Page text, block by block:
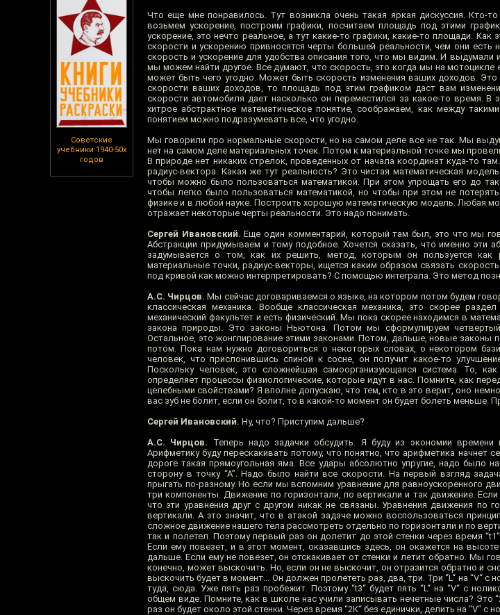
Советские
учебники 1940-50х
годов
Что еще мне понравилось. Тут возникла очень такая яркая дискуссия. Кто-
возьмем ускорение, построим графики, посчитаем площадь под этими
ускорение, это нечто реальное, а тут какие-то графики, какие-то площади. Как
скорости и ускорению привносятся черты большей реальности, чем они
скорость и ускорение для удобства описания того, что мы видим. И выдумали
мы можем найти другое. Все думают, что скорость, это когда мы на мотоцикле
может быть чего угодно. Может быть скорость изменения ваших доходов.
скорости ваших доходов, то площадь под этим графиком даст вам
скорости автомобиля дает насколько он переместился за какое-то время.
хитрое абстрактное математическое понятие, соображаем, как между
понятием можно подразумевать все, что угодно.
Мы говорили про нормальные скорости, но на самом деле все не так. Мы
нет на самом деле материальных точек. Потом к материальной точке мы
В природе нет никаких стрелок, проведенных от начала координат куда-то
радиус-вектора. Какая же тут реальность? Это чистая математическая
чтобы можно было пользоваться математикой. При этом упрощать его до
чтобы легко было пользоваться математикой, но чтобы при этом не
физике и в любой науке. Построить хорошую математическую модель. Любая
отражает некоторые черты реальности. Это надо понимать.
Сергей Ивановский. Еще один комментарий, который там был, это что мы
Абстракции придумываем и тому подобное. Хочется сказать, что именно эти
задумывается о том, как их решить, метод, которым он пользуется
материальные точки, радиус-векторы, ищется каким образом связать
под кривой как можно интерпретировать? С помощью интеграла. Это метод
А.С. Чирцов. Мы сейчас договариваемся о языке, на котором потом будем
классическая механика. Вообще классическая механика, это скорее
механический факультет и есть физический. Мы пока скорее находимся в
закона природы. Это законы Ньютона. Потом мы сформулируем
Остальное, это жонглирование этими законами. Потом, дальше, новые законы
потом. Пока нам нужно договориться о некоторых словах, о некотором
человек, что прислонившись спиной к сосне, он получит какое-то
Поскольку человек, это сложнейшая самоорганизующаяся система. То,
определяет процессы физиологические, которые идут в нас. Помните, как
целебными свойствами? Я вполне допускаю, что тем, кто в это верит, оно
вас зуб не болит, если он болит, то в какой-то момент он будет болеть меньше.
Сергей Ивановский. Ну, что? Приступим дальше?
А.С. Чирцов. Теперь надо задачки обсудить. Я буду из экономии
Арифметику буду перескакивать потому, что понятно, что арифметика начнет
дороге такая прямоугольная яма. Все удары абсолютно упругие, надо было
сторону в точку “А”. Надо было найти все скорости. На первый взгляд
прыгать по-разному. Но если мы вспомним уравнение для равноускоренного
три компоненты. Движение по горизонтали, по вертикали и так движение.
что эти уравнения друг с другом никак не связаны. Уравнения движения по
вертикали. А это значит, что в атакой задаче можно воспользоваться
сложное движение нашего тела рассмотреть отдельно по горизонтали и по
так и полетел. Поэтому первый раз он долетит до этой стенки через время
Если ему повезет, и в этот момент, оказавшись здесь, он окажется на
дальше. Если ему не повезет, он отскакивает от стенки и летит обратно. Мы
конечно, может выскочить. Но, если он не выскочит, он отразится обратно и
выскочить будет в момент... Он должен пролететь раз, два, три. Три “L“ на “V“ с
туда, сюда. Уже пять раз пробежит. Поэтому “t3“ будет пять “L“ на “V“ с
общем виде. Помните, как в школе нас учили записывать нечетные числа? Это
раз он будет около этой стенки. Через время “2К“ без единички, делить на “V“ с